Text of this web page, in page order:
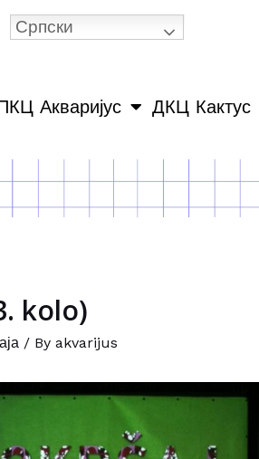
Српски
Акваријус ДКЦ Кактус
kolo)
/ By akvarijus